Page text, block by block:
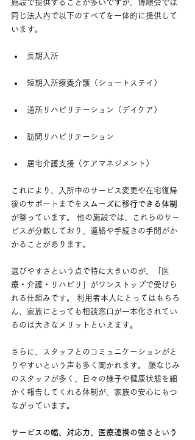
施設で提供することが多いですが、博順会では
同じ法人内で以下のすべてを一体的に提供して
います。
長期入所
短期入所療養介護（ショートステイ）
通所リハビリテーション（デイケア）
訪問リハビリテーション
居宅介護支援（ケアマネジメント）
これにより、入所中のサービス変更や在宅復帰
後のサポートまでを スムーズに移行できる体制
が整っています。 他の施設では、これらのサー
ビスが分散しており、連絡や手続きの手間がか
かることがあります。
選びやすさという点で特に大きいのが、「医
療・介護・リハビリ」がワンストップで受けら
れる仕組みです。 利用者本人にとってはもちろ
ん、家族にとっても相談窓口が一本化されてい
るのは大きなメリットといえます。
さらに、スタッフとのコミュニケーションがと
りやすいという声も多く聞かれます。 顔なじみ
のスタッフが多く、日々の様子や健康状態を細
かく報告してくれる体制が、家族の安心にもつ
ながっています。
サービスの幅、対応力、医療連携の強さという